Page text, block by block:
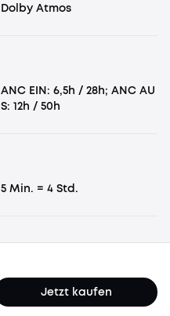
Jetzt kaufen
Dolby Atmos
ANC EIN: 6,5h / 28h; ANC AU
S: 12h / 50h
5 Min. = 4 Std.
(Wollpapier-Bio-Membran)